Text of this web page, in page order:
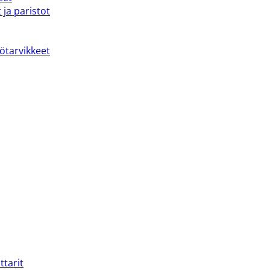
ja paristot